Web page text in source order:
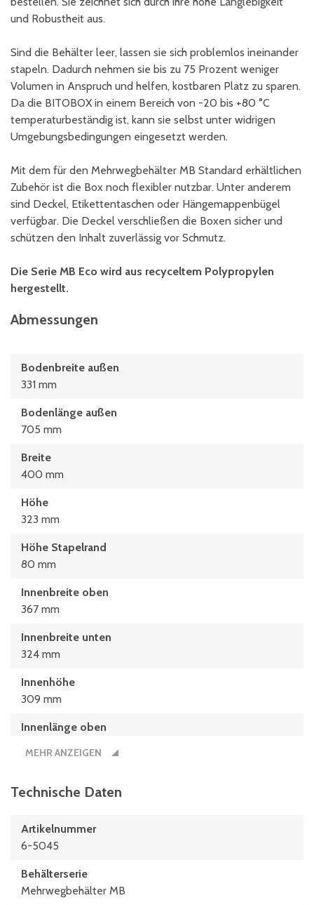
und Robustheit aus.
Sind die Behälter leer, lassen sie sich problemlos ineinander
stapeln. Dadurch nehmen sie bis zu 75 Prozent weniger
Volumen in Anspruch und helfen, kostbaren Platz zu sparen.
Da die BITOBOX in einem Bereich von -20 bis +80 °C
temperaturbeständig ist, kann sie selbst unter widrigen
Umgebungsbedingungen eingesetzt werden.
Mit dem für den Mehrwegbehälter MB Standard erhältlichen
Zubehör ist die Box noch flexibler nutzbar. Unter anderem
sind Deckel, Etikettentaschen oder Hängemappenbügel
verfügbar. Die Deckel verschließen die Boxen sicher und
schützen den Inhalt zuverlässig vor Schmutz.
Die Serie MB Eco wird aus recyceltem Polypropylen
hergestellt.
Abmessungen
Bodenbreite außen
331 mm
Bodenlänge außen
705 mm
Breite
400 mm
Höhe
323 mm
Höhe Stapelrand
80 mm
Innenbreite oben
367 mm
Innenbreite unten
324 mm
Innenhöhe
309 mm
Innenlänge oben
697 mm
800 mm
MEHR ANZEIGEN
Technische Daten
Artikelnummer
6-5045
Behälterserie
Mehrwegbehälter MB